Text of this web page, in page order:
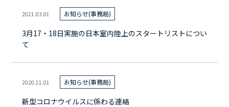
2021.03.01 お知らせ(事務局)
3月17・18日実施の日本室内陸上のスタートリストについ
て
2020.11.01 お知らせ(事務局)
新型コロナウイルスに係わる連絡